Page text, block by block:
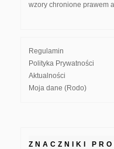
wzory chronione prawem
Regulamin
Polityka Prywatności
Aktualności
Moja dane (Rodo)
ZNACZNIKI